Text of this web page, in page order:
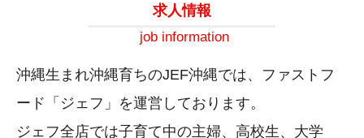
求人情報
job information
沖縄生まれ沖縄育ちのJEF沖縄では、ファストフ
ード「ジェフ」を運営しております。
ジェフ全店では子育て中の主婦、高校生、大学